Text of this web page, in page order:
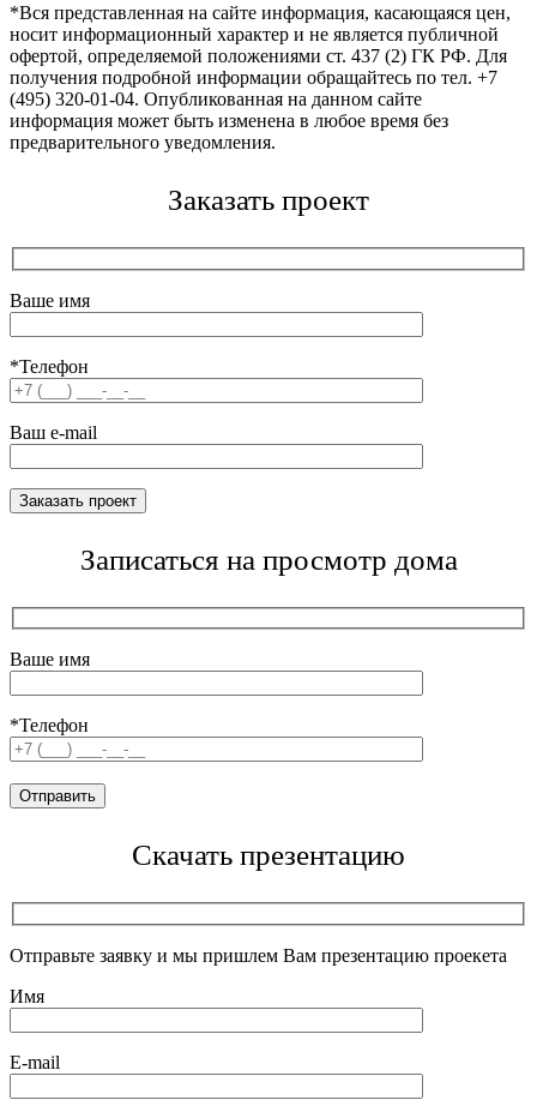
*Вся представленная на сайте информация, касающаяся цен,
носит информационный характер и не является публичной
офертой, определяемой положениями ст. 437 (2) ГК РФ. Для
получения подробной информации обращайтесь по тел. +7
(495) 320-01-04. Опубликованная на данном сайте
информация может быть изменена в любое время без
предварительного уведомления.
Заказать проект
Ваше имя
*Телефон
Ваш e-mail
Записаться на просмотр дома
Ваше имя
*Телефон
Скачать презентацию
Отправьте заявку и мы пришлем Вам презентацию проекета
Имя
E-mail